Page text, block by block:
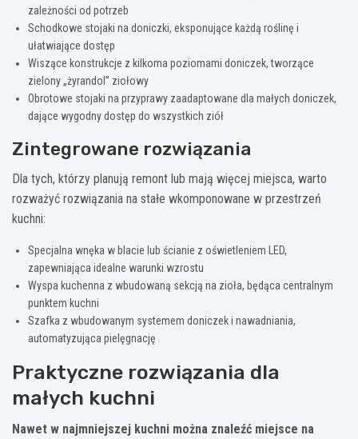
zależności od potrzeb
Schodkowe stojaki na doniczki, eksponujące każdą roślinę i
ułatwiające dostęp
Wiszące konstrukcje z kilkoma poziomami doniczek, tworzące
zielony „żyrandol” ziołowy
Obrotowe stojaki na przyprawy zaadaptowane dla małych doniczek,
dające wygodny dostęp do wszystkich ziół
Zintegrowane rozwiązania
Dla tych, którzy planują remont lub mają więcej miejsca, warto
rozważyć rozwiązania na stałe wkomponowane w przestrzeń
kuchni:
Specjalna wnęka w blacie lub ścianie z oświetleniem LED,
zapewniająca idealne warunki wzrostu
Wyspa kuchenna z wbudowaną sekcją na zioła, będąca centralnym
punktem kuchni
Szafka z wbudowanym systemem doniczek i nawadniania,
automatyzująca pielęgnację
Praktyczne rozwiązania dla
małych kuchni
Nawet w najmniejszej kuchni można znaleźć miejsce na